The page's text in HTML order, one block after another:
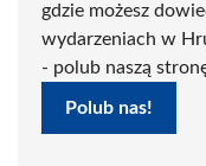
gdzie możesz
wydarzeniach w
- polub naszą
Polub nas!